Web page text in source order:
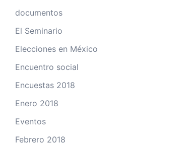
documentos
El Seminario
Elecciones en México
Encuentro social
Encuestas 2018
Enero 2018
Eventos
Febrero 2018